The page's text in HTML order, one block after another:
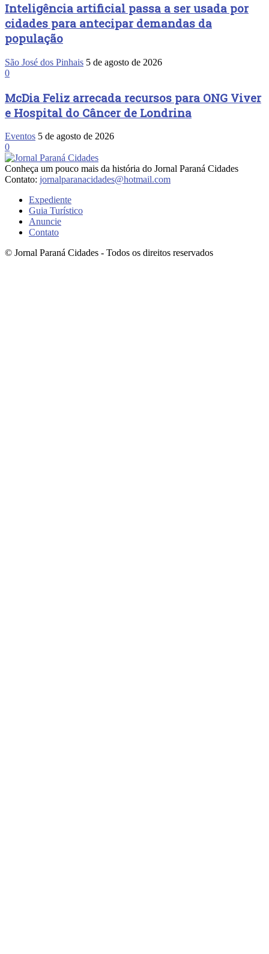
Inteligência artificial passa a ser usada por
cidades para antecipar demandas da
população
São José dos Pinhais 5 de agosto de 2026
0
McDia Feliz arrecada recursos para ONG Viver
e Hospital do Câncer de Londrina
Eventos 5 de agosto de 2026
0
Conheça um pouco mais da história do Jornal Paraná Cidades
Contato: jornalparanacidades@hotmail.com
Expediente
Guia Turístico
Anuncie
Contato
© Jornal Paraná Cidades - Todos os direitos reservados